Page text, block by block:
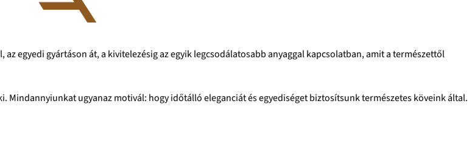
egyedi gyártáson át, a kivitelezésig az egyik legcsodálatosabb anyaggal kapcsolatban, amit a természettől
Mindannyiunkat ugyanaz motivál: hogy időtálló eleganciát és egyediséget biztosítsunk természetes köveink által.